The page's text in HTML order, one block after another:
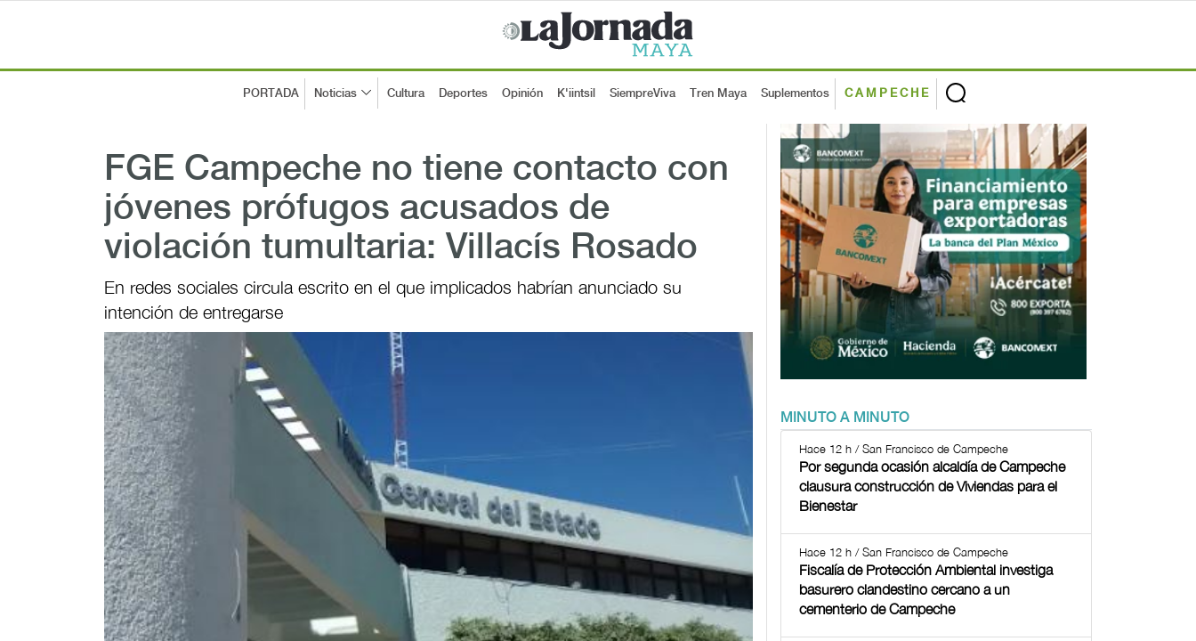
PORTADA Noticias Cultura Deportes Opinión K'iintsil SiempreViva Tren Maya Suplementos CAMPECHE
FGE Campeche no tiene contacto con
jóvenes prófugos acusados de
violación tumultaria: Villacís Rosado
En redes sociales circula escrito en el que implicados habrían anunciado su
intención de entregarse
MINUTO A MINUTO
Hace 12 h / San Francisco de Campeche
Por segunda ocasión alcaldía de Campeche
clausura construcción de Viviendas para el
Bienestar
Hace 12 h / San Francisco de Campeche
Fiscalía de Protección Ambiental investiga
basurero clandestino cercano a un
cementerio de Campeche